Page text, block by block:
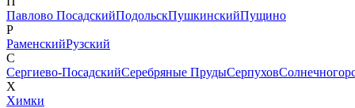
Павлово ПосадскийПодольскПушкинскийПущино
Р
РаменскийРузский
С
Сергиево-ПосадскийСеребряные ПрудыСерпухов
Х
Химки